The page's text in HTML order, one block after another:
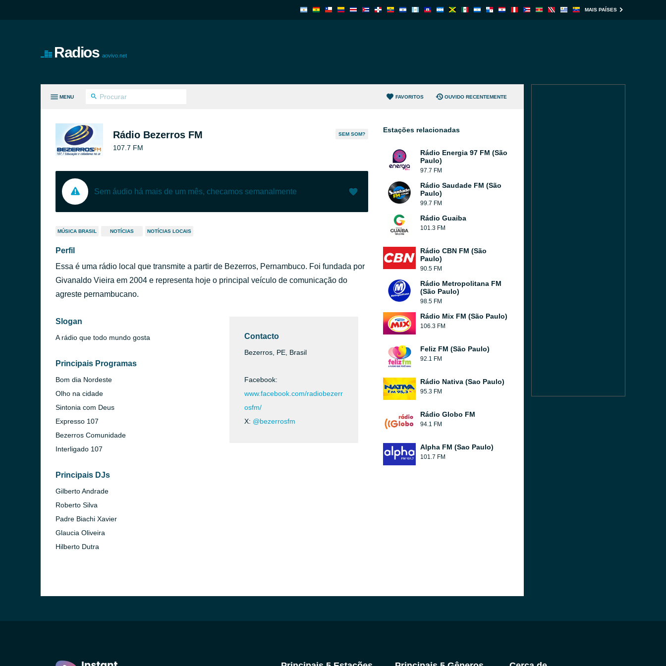
MAIS PAÍSES
Radios aovivo.net
MENU FAVORITOS OUVIDO RECENTEMENTE
Rádio Bezerros FM
107.7 FM
SEM SOM?
Sem áudio há mais de um mês, checamos semanalmente
MÚSICA BRASIL NOTÍCIAS NOTÍCIAS LOCAIS
Perfil
Essa é uma rádio local que transmite a partir de Bezerros, Pernambuco. Foi fundada por
Givanaldo Vieira em 2004 e representa hoje o principal veículo de comunicação do
agreste pernambucano.
Slogan
A rádio que todo mundo gosta
Principais Programas
Bom dia Nordeste
Olho na cidade
Sintonia com Deus
Expresso 107
Bezerros Comunidade
Interligado 107
Principais DJs
Gilberto Andrade
Roberto Silva
Padre Biachi Xavier
Glaucia Oliveira
Hilberto Dutra
Contacto
Bezerros, PE, Brasil
Facebook:
www.facebook.com/radiobezerr
osfm/
X: @bezerrosfm
Estações relacionadas
Rádio Energia 97 FM (São
Paulo)
97.7 FM
Rádio Saudade FM (São
Paulo)
99.7 FM
Rádio Guaiba
101.3 FM
Rádio CBN FM (São
Paulo)
90.5 FM
Rádio Metropolitana FM
(São Paulo)
98.5 FM
Rádio Mix FM (São Paulo)
106.3 FM
Feliz FM (São Paulo)
92.1 FM
Rádio Nativa (Sao Paulo)
95.3 FM
Rádio Globo FM
94.1 FM
Alpha FM (Sao Paulo)
101.7 FM